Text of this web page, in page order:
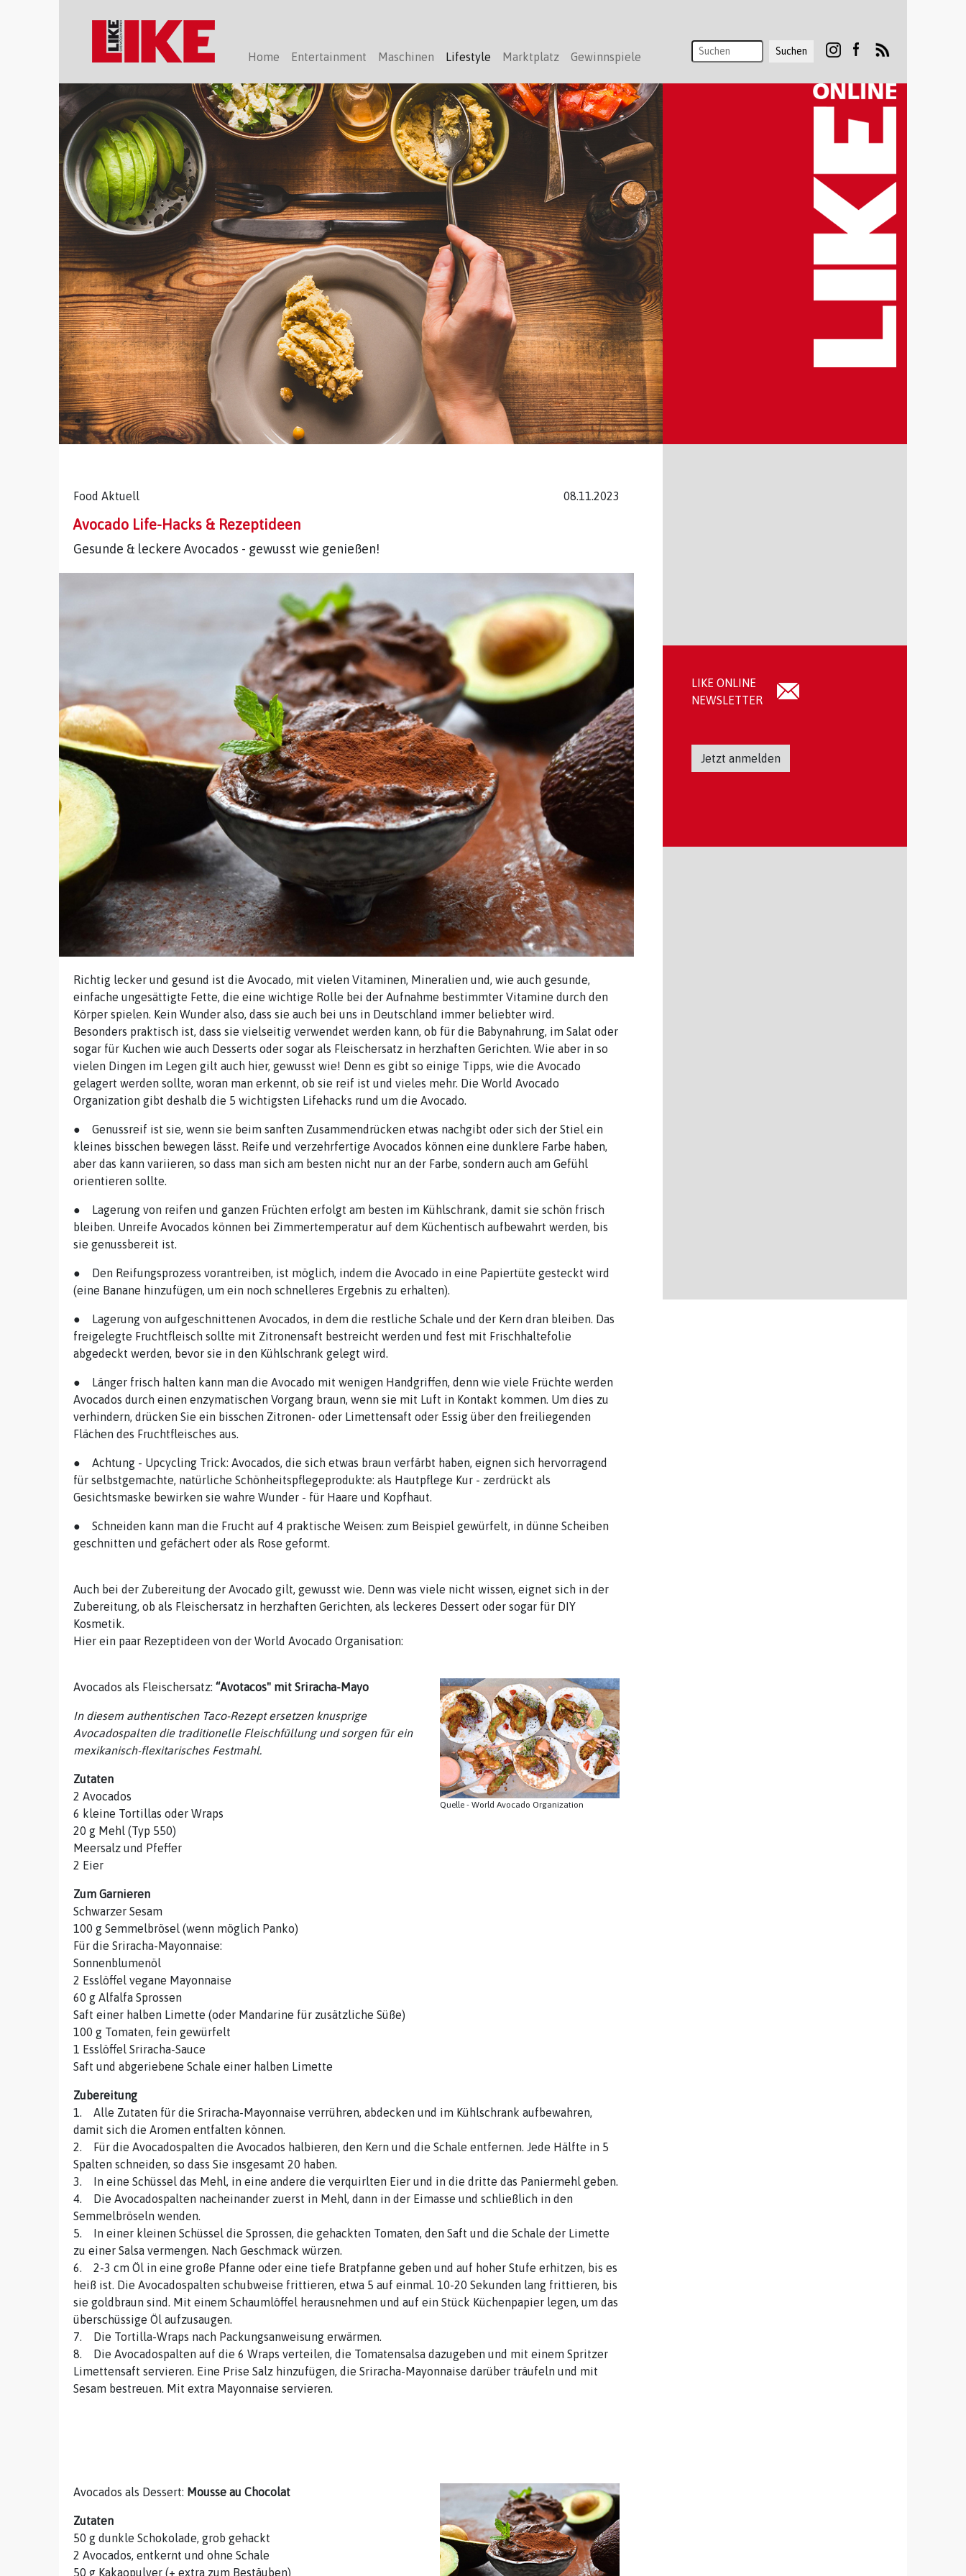
Home Entertainment Maschinen Lifestyle Marktplatz Gewinnspiele
LIKE ONLINE
NEWSLETTER
Jetzt anmelden
Food Aktuell 08.11.2023
Avocado Life-Hacks & Rezeptideen
Gesunde & leckere Avocados - gewusst wie genießen!
Richtig lecker und gesund ist die Avocado, mit vielen Vitaminen, Mineralien und, wie auch gesunde,
einfache ungesättigte Fette, die eine wichtige Rolle bei der Aufnahme bestimmter Vitamine durch den
Körper spielen. Kein Wunder also, dass sie auch bei uns in Deutschland immer beliebter wird.
Besonders praktisch ist, dass sie vielseitig verwendet werden kann, ob für die Babynahrung, im Salat oder
sogar für Kuchen wie auch Desserts oder sogar als Fleischersatz in herzhaften Gerichten. Wie aber in so
vielen Dingen im Legen gilt auch hier, gewusst wie! Denn es gibt so einige Tipps, wie die Avocado
gelagert werden sollte, woran man erkennt, ob sie reif ist und vieles mehr. Die World Avocado
Organization gibt deshalb die 5 wichtigsten Lifehacks rund um die Avocado.
● Genussreif ist sie, wenn sie beim sanften Zusammendrücken etwas nachgibt oder sich der Stiel ein
kleines bisschen bewegen lässt. Reife und verzehrfertige Avocados können eine dunklere Farbe haben,
aber das kann variieren, so dass man sich am besten nicht nur an der Farbe, sondern auch am Gefühl
orientieren sollte.
● Lagerung von reifen und ganzen Früchten erfolgt am besten im Kühlschrank, damit sie schön frisch
bleiben. Unreife Avocados können bei Zimmertemperatur auf dem Küchentisch aufbewahrt werden, bis
sie genussbereit ist.
● Den Reifungsprozess vorantreiben, ist möglich, indem die Avocado in eine Papiertüte gesteckt wird
(eine Banane hinzufügen, um ein noch schnelleres Ergebnis zu erhalten).
● Lagerung von aufgeschnittenen Avocados, in dem die restliche Schale und der Kern dran bleiben. Das
freigelegte Fruchtfleisch sollte mit Zitronensaft bestreicht werden und fest mit Frischhaltefolie
abgedeckt werden, bevor sie in den Kühlschrank gelegt wird.
● Länger frisch halten kann man die Avocado mit wenigen Handgriffen, denn wie viele Früchte werden
Avocados durch einen enzymatischen Vorgang braun, wenn sie mit Luft in Kontakt kommen. Um dies zu
verhindern, drücken Sie ein bisschen Zitronen- oder Limettensaft oder Essig über den freiliegenden
Flächen des Fruchtfleisches aus.
● Achtung - Upcycling Trick: Avocados, die sich etwas braun verfärbt haben, eignen sich hervorragend
für selbstgemachte, natürliche Schönheitspflegeprodukte: als Hautpflege Kur - zerdrückt als
Gesichtsmaske bewirken sie wahre Wunder - für Haare und Kopfhaut.
● Schneiden kann man die Frucht auf 4 praktische Weisen: zum Beispiel gewürfelt, in dünne Scheiben
geschnitten und gefächert oder als Rose geformt.
Auch bei der Zubereitung der Avocado gilt, gewusst wie. Denn was viele nicht wissen, eignet sich in der
Zubereitung, ob als Fleischersatz in herzhaften Gerichten, als leckeres Dessert oder sogar für DIY
Kosmetik.
Hier ein paar Rezeptideen von der World Avocado Organisation:
Quelle - World Avocado Organization
Avocados als Fleischersatz: “Avotacos" mit Sriracha-Mayo
In diesem authentischen Taco-Rezept ersetzen knusprige
Avocadospalten die traditionelle Fleischfüllung und sorgen für ein
mexikanisch-flexitarisches Festmahl.
Zutaten
2 Avocados
6 kleine Tortillas oder Wraps
20 g Mehl (Typ 550)
Meersalz und Pfeffer
2 Eier
Zum Garnieren
Schwarzer Sesam
100 g Semmelbrösel (wenn möglich Panko)
Für die Sriracha-Mayonnaise:
Sonnenblumenöl
2 Esslöffel vegane Mayonnaise
60 g Alfalfa Sprossen
Saft einer halben Limette (oder Mandarine für zusätzliche Süße)
100 g Tomaten, fein gewürfelt
1 Esslöffel Sriracha-Sauce
Saft und abgeriebene Schale einer halben Limette
Zubereitung
1. Alle Zutaten für die Sriracha-Mayonnaise verrühren, abdecken und im Kühlschrank aufbewahren,
damit sich die Aromen entfalten können.
2. Für die Avocadospalten die Avocados halbieren, den Kern und die Schale entfernen. Jede Hälfte in 5
Spalten schneiden, so dass Sie insgesamt 20 haben.
3. In eine Schüssel das Mehl, in eine andere die verquirlten Eier und in die dritte das Paniermehl geben.
4. Die Avocadospalten nacheinander zuerst in Mehl, dann in der Eimasse und schließlich in den
Semmelbröseln wenden.
5. In einer kleinen Schüssel die Sprossen, die gehackten Tomaten, den Saft und die Schale der Limette
zu einer Salsa vermengen. Nach Geschmack würzen.
6. 2-3 cm Öl in eine große Pfanne oder eine tiefe Bratpfanne geben und auf hoher Stufe erhitzen, bis es
heiß ist. Die Avocadospalten schubweise frittieren, etwa 5 auf einmal. 10-20 Sekunden lang frittieren, bis
sie goldbraun sind. Mit einem Schaumlöffel herausnehmen und auf ein Stück Küchenpapier legen, um das
überschüssige Öl aufzusaugen.
7. Die Tortilla-Wraps nach Packungsanweisung erwärmen.
8. Die Avocadospalten auf die 6 Wraps verteilen, die Tomatensalsa dazugeben und mit einem Spritzer
Limettensaft servieren. Eine Prise Salz hinzufügen, die Sriracha-Mayonnaise darüber träufeln und mit
Sesam bestreuen. Mit extra Mayonnaise servieren.
Avocados als Dessert: Mousse au Chocolat
Zutaten
50 g dunkle Schokolade, grob gehackt
2 Avocados, entkernt und ohne Schale
50 g Kakaopulver (+ extra zum Bestäuben)